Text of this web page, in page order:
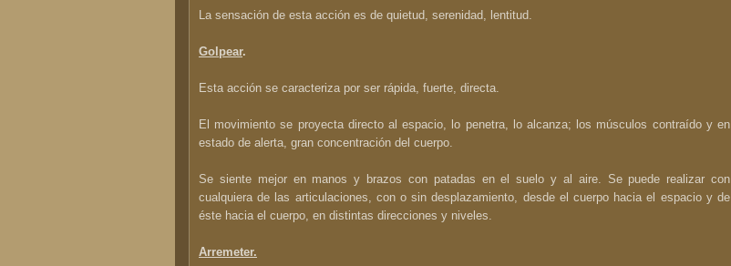
La sensación de esta acción es de quietud, serenidad, lentitud.
Golpear.
Esta acción se caracteriza por ser rápida, fuerte, directa.
El movimiento se proyecta directo al espacio, lo penetra, lo alcanza; los músculos contraído y en
estado de alerta, gran concentración del cuerpo.
Se siente mejor en manos y brazos con patadas en el suelo y al aire. Se puede realizar con
cualquiera de las articulaciones, con o sin desplazamiento, desde el cuerpo hacia el espacio y de
éste hacia el cuerpo, en distintas direcciones y niveles.
Arremeter.